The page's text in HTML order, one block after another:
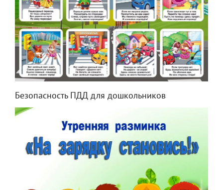
Безопасность ПДД для дошкольников